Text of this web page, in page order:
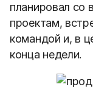
планировал со
проектам,
командой и, в
конца недели.